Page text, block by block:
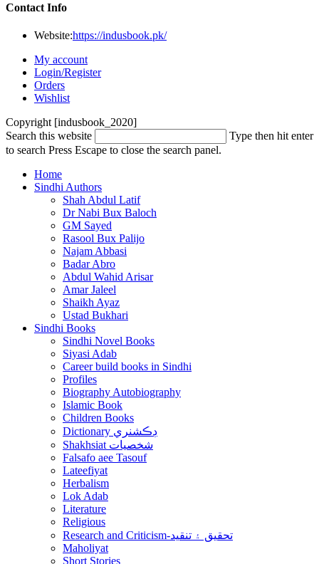
Contact Info
Website:https://indusbook.pk/
My account
Login/Register
Orders
Wishlist
Copyright [indusbook_2020]
Search this website
Type then hit enter
to search Press Escape to close the search panel.
Home
Sindhi Authors
Shah Abdul Latif
Dr Nabi Bux Baloch
GM Sayed
Rasool Bux Palijo
Najam Abbasi
Badar Abro
Abdul Wahid Arisar
Amar Jaleel
Shaikh Ayaz
Ustad Bukhari
Sindhi Books
Sindhi Novel Books
Siyasi Adab
Career build books in Sindhi
Profiles
Biography Autobiography
Islamic Book
Children Books
Dictionary ڊڪشنري
Shakhsiat شخصيات
Falsafo aee Tasouf
Lateefiyat
Herbalism
Lok Adab
Literature
Religious
Research and Criticism-تحقيق ۽ تنقيد
Maholiyat
Short Stories